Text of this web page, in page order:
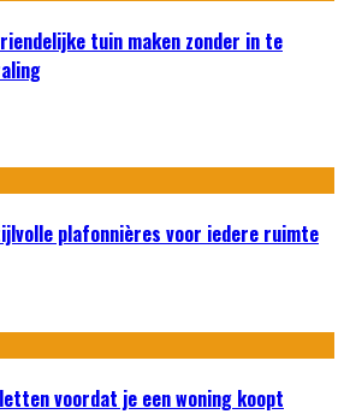
tuin maken zonder in te
plafonnières voor iedere ruimte
voordat je een woning koopt